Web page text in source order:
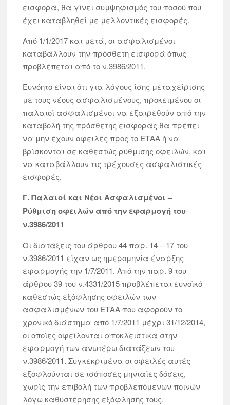
εισφορά, θα γίνει συμψηφισμός του ποσού που
έχει καταβληθεί με μελλοντικές εισφορές.
Από 1/1/2017 και μετά, οι ασφαλισμένοι
καταβάλλουν την πρόσθετη εισφορά όπως
προβλέπεται από το ν.3986/2011.
Ευνόητο είναι ότι για λόγους ίσης μεταχείρισης
με τους νέους ασφαλισμένους, προκειμένου οι
παλαιοί ασφαλισμένοι να εξαιρεθούν από την
καταβολή της πρόσθετης εισφοράς θα πρέπει
να μην έχουν οφειλές προς το ΕΤΑΑ ή να
βρίσκονται σε καθεστώς ρύθμισης οφειλών, και
να καταβάλλουν τις τρέχουσες ασφαλιστικές
εισφορές.
Γ. Παλαιοί και Νέοι Ασφαλισμένοι –
Ρύθμιση οφειλών από την εφαρμογή του
ν.3986/2011
Οι διατάξεις του άρθρου 44 παρ. 14 – 17 του
ν.3986/2011 είχαν ως ημερομηνία έναρξης
εφαρμογής την 1/7/2011. Από την παρ. 9 του
άρθρου 39 του ν.4331/2015 προβλέπεται ευνοϊκό
καθεστώς εξόφλησης οφειλών των
ασφαλισμένων του ΕΤΑΑ που αφορούν το
χρονικό διάστημα από 1/7/2011 μέχρι 31/12/2014,
οι οποίες οφείλονται αποκλειστικά στην
εφαρμογή των ανωτέρω διατάξεων του
ν.3986/2011. Συγκεκριμένα οι οφειλές αυτές
εξοφλούνται σε ισόποσες μηνιαίες δόσεις,
χωρίς την επιβολή των προβλεπόμενων ποινών
λόγω καθυστέρησης εξόφλησής τους.